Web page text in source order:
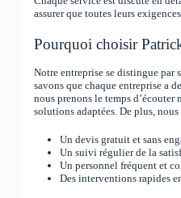
assurer que toutes leurs
Pourquoi choisir
Notre entreprise se distingue
savons que chaque entreprise a
nous prenons le temps
solutions adaptées. De plus, nous
Un devis gratuit et sans
Un suivi régulier de la
Un personnel fréquent et
Des interventions rapides